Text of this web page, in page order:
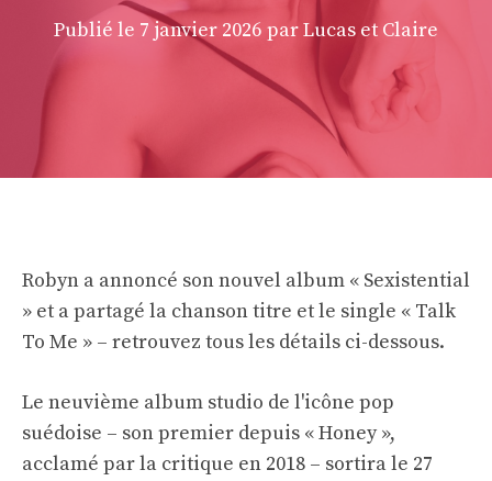
Publié le 7 janvier 2026 par Lucas et Claire
Robyn a annoncé son nouvel album « Sexistential
» et a partagé la chanson titre et le single « Talk
To Me » – retrouvez tous les détails ci-dessous.
Le neuvième album studio de l'icône pop
suédoise – son premier depuis « Honey »,
acclamé par la critique en 2018 – sortira le 27